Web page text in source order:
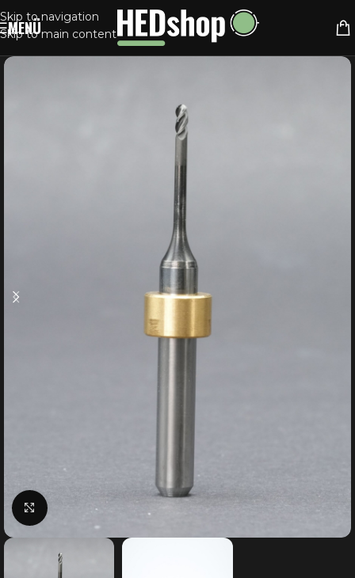
Skip to navigation
Skip to main content
MENÜ
Klick zum Vergrößern